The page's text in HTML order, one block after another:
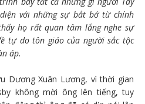
với những sự bắt bớ từ chính
họ rất quan tâm lắng nghe sự
tự do tôn giáo của người sắc tộc
áp.
Dương Xuân Lương, vì thời gian
không mời ông lên tiếng, tuy